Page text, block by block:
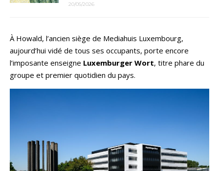
20/05/2026
À Howald, l’ancien siège de Mediahuis Luxembourg,
aujourd’hui vidé de tous ses occupants, porte encore
l’imposante enseigne Luxemburger Wort, titre phare du
groupe et premier quotidien du pays.